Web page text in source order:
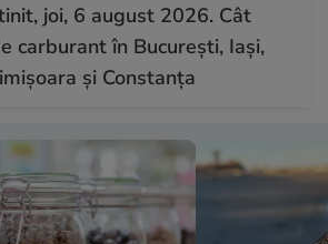
joi, 6 august 2026. Cât
carburant în București, Iași,
și Constanța